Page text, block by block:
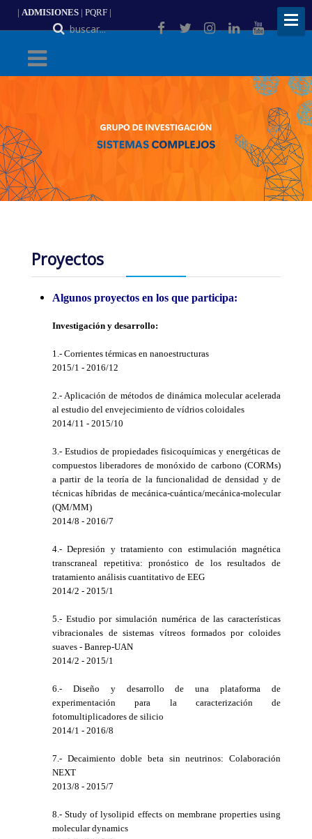
| ADMISIONES | PQRF |
ES
Proyectos
Algunos proyectos en los que participa:
Investigación y desarrollo:
1.- Corrientes térmicas en nanoestructuras
2015/1 - 2016/12
2.- Aplicación de métodos de dinámica molecular acelerada
al estudio del envejecimiento de vídrios coloidales
2014/11 - 2015/10
3.- Estudios de propiedades fisicoquímicas y energéticas de
compuestos liberadores de monóxido de carbono (CORMs)
a partir de la teoría de la funcionalidad de densidad y de
técnicas híbridas de mecánica-cuántica/mecánica-molecular
(QM/MM)
2014/8 - 2016/7
4.- Depresión y tratamiento con estimulación magnética
transcraneal repetitiva: pronóstico de los resultados de
tratamiento análisis cuantitativo de EEG
2014/2 - 2015/1
5.- Estudio por simulación numérica de las características
vibracionales de sistemas vítreos formados por coloides
suaves - Banrep-UAN
2014/2 - 2015/1
6.- Diseño y desarrollo de una plataforma de
experimentación para la caracterización de
fotomultiplicadores de silicio
2014/1 - 2016/8
7.- Decaimiento doble beta sin neutrinos: Colaboración
NEXT
2013/8 - 2015/7
8.- Study of lysolipid effects on membrane properties using
molecular dynamics